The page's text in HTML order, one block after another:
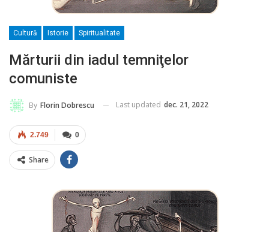
Cultură Istorie Spiritualitate
Mărturii din iadul temniţelor
comuniste
By Florin Dobrescu Last updated dec. 21, 2022
0
2.749
Share